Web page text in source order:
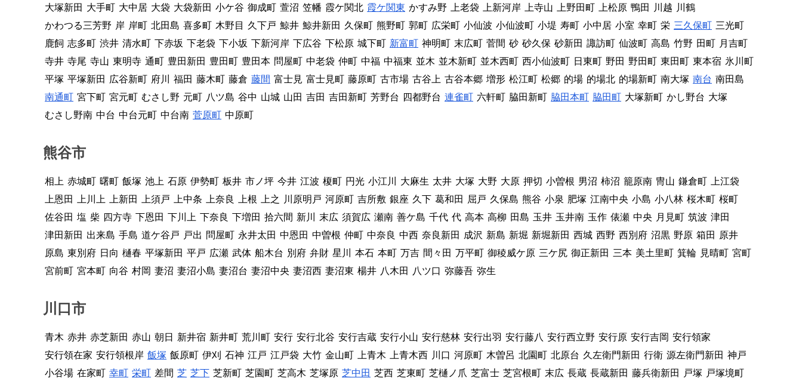
大塚新田 大手町 大中居 大袋 大袋新田 小ケ谷 御成町 萱沼 笠幡 霞ケ関北 霞ケ関東 かすみ野 上老袋 上新河岸 上寺山 上野田町 上松原 鴨田 川越 川鶴
かわつる三芳野 岸 岸町 北田島 喜多町 木野目 久下戸 鯨井 鯨井新田 久保町 熊野町 郭町 広栄町 小仙波 小仙波町 小堤 寿町 小中居 小室 幸町 栄 三久保町 三光町
鹿飼 志多町 渋井 清水町 下赤坂 下老袋 下小坂 下新河岸 下広谷 下松原 城下町 新富町 神明町 末広町 菅間 砂 砂久保 砂新田 諏訪町 仙波町 高島 竹野 田町 月吉町
寺井 寺尾 寺山 東明寺 通町 豊田新田 豊田町 豊田本 問屋町 中老袋 仲町 中福 中福東 並木 並木新町 並木西町 西小仙波町 日東町 野田 野田町 東田町 東本宿 氷川町
平塚 平塚新田 広谷新町 府川 福田 藤木町 藤倉 藤間 富士見 富士見町 藤原町 古市場 古谷上 古谷本郷 増形 松江町 松郷 的場 的場北 的場新町 南大塚 南台 南田島
南通町 宮下町 宮元町 むさし野 元町 八ツ島 谷中 山城 山田 吉田 吉田新町 芳野台 四都野台 連雀町 六軒町 脇田新町 脇田本町 脇田町 大塚新町 かし野台 大塚
むさし野南 中台 中台元町 中台南 菅原町 中原町
熊谷市
相上 赤城町 曙町 飯塚 池上 石原 伊勢町 板井 市ノ坪 今井 江波 榎町 円光 小江川 大麻生 太井 大塚 大野 大原 押切 小曽根 男沼 柿沼 籠原南 冑山 鎌倉町 上江袋
上恩田 上川上 上新田 上須戸 上中条 上奈良 上根 上之 川原明戸 河原町 吉所敷 銀座 久下 葛和田 屈戸 久保島 熊谷 小泉 肥塚 江南中央 小島 小八林 桜木町 桜町
佐谷田 塩 柴 四方寺 下恩田 下川上 下奈良 下増田 拾六間 新川 末広 須賀広 瀬南 善ケ島 千代 代 高本 高柳 田島 玉井 玉井南 玉作 俵瀬 中央 月見町 筑波 津田
津田新田 出来島 手島 道ケ谷戸 戸出 問屋町 永井太田 中恩田 中曽根 仲町 中奈良 中西 奈良新田 成沢 新島 新堀 新堀新田 西城 西野 西別府 沼黒 野原 箱田 原井
原島 東別府 日向 樋春 平塚新田 平戸 広瀬 武体 船木台 別府 弁財 星川 本石 本町 万吉 間々田 万平町 御稜威ケ原 三ケ尻 御正新田 三本 美土里町 箕輪 見晴町 宮町
宮前町 宮本町 向谷 村岡 妻沼 妻沼小島 妻沼台 妻沼中央 妻沼西 妻沼東 楊井 八木田 八ツ口 弥藤吾 弥生
川口市
青木 赤井 赤芝新田 赤山 朝日 新井宿 新井町 荒川町 安行 安行北谷 安行吉蔵 安行小山 安行慈林 安行出羽 安行藤八 安行西立野 安行原 安行吉岡 安行領家
安行領在家 安行領根岸 飯塚 飯原町 伊刈 石神 江戸 江戸袋 大竹 金山町 上青木 上青木西 川口 河原町 木曽呂 北園町 北原台 久左衛門新田 行衛 源左衛門新田 神戸
小谷場 在家町 幸町 栄町 差間 芝 芝下 芝新町 芝園町 芝高木 芝塚原 芝中田 芝西 芝東町 芝樋ノ爪 芝富士 芝宮根町 末広 長蔵 長蔵新田 藤兵衛新田 戸塚 戸塚境町